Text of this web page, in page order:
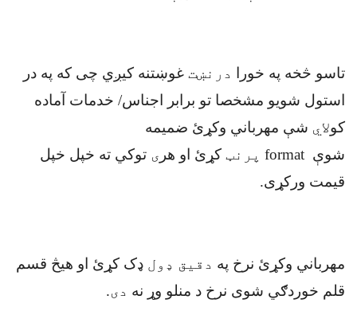
تاسو څخه په خورا درنښت غوښتنه کیږي چی که په در
استول شویو مشخصا تو برابر اجناس/ خدمات آماده
کولاي شې مهرباني وکړئ ضمیمه
شوې format پرنټ کړئ او هر ی توکي ته خپل خپل
قیمت ورکړی.
مهرباني وکړئ نرخ په دقیق ډول ډک کړئ او هیڅ قسم
قلم خوردګي شوی نرخ د منلو وړ نه دی.